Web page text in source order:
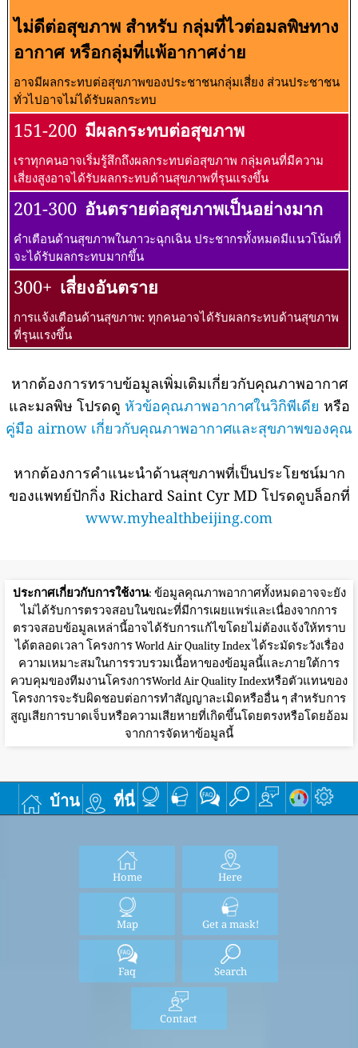
ไม่ดีต่อสุขภาพ สำหรับ กลุ่มที่ไวต่อมลพิษทาง
อากาศ หรือกลุ่มที่แพ้อากาศง่าย
อาจมีผลกระทบต่อสุขภาพของประชาชนกลุ่มเสี่ยง ส่วนประชาชน
ทั่วไปอาจไม่ได้รับผลกระทบ
151-200 มีผลกระทบต่อสุขภาพ
เราทุกคนอาจเริ่มรู้สึกถึงผลกระทบต่อสุขภาพ กลุ่มคนที่มีความ
เสี่ยงสูงอาจได้รับผลกระทบด้านสุขภาพที่รุนแรงขึ้น
201-300 อันตรายต่อสุขภาพเป็นอย่างมาก
คำเตือนด้านสุขภาพในภาวะฉุกเฉิน ประชากรทั้งหมดมีแนวโน้มที่
จะได้รับผลกระทบมากขึ้น
300+ เสี่ยงอันตราย
การแจ้งเตือนด้านสุขภาพ: ทุกคนอาจได้รับผลกระทบด้านสุขภาพ
ที่รุนแรงขึ้น
หากต้องการทราบข้อมูลเพิ่มเติมเกี่ยวกับคุณภาพอากาศ
และมลพิษ โปรดดู หัวข้อคุณภาพอากาศในวิกิพีเดีย หรือ
คู่มือ airnow เกี่ยวกับคุณภาพอากาศและสุขภาพของคุณ
หากต้องการคำแนะนำด้านสุขภาพที่เป็นประโยชน์มาก
ของแพทย์ปักกิ่ง Richard Saint Cyr MD โปรดดูบล็อกที่
www.myhealthbeijing.com
ประกาศเกี่ยวกับการใช้งาน: ข้อมูลคุณภาพอากาศทั้งหมดอาจจะยัง
ไม่ได้รับการตรวจสอบในขณะที่มีการเผยแพร่และเนื่องจากการ
ตรวจสอบข้อมูลเหล่านี้อาจได้รับการแก้ไขโดยไม่ต้องแจ้งให้ทราบ
ได้ตลอดเวลา โครงการ World Air Quality Index ได้ระมัดระวังเรื่อง
ความเหมาะสมในการรวบรวมเนื้อหาของข้อมูลนี้และภายใต้การ
ควบคุมของทีมงานโครงการWorld Air Quality Indexหรือตัวแทนของ
โครงการจะรับผิดชอบต่อการทำสัญญาละเมิดหรืออื่น ๆ สำหรับการ
สูญเสียการบาดเจ็บหรือความเสียหายที่เกิดขึ้นโดยตรงหรือโดยอ้อม
จากการจัดหาข้อมูลนี้
บ้าน ที่นี่
Home Here
Map Get a mask!
Faq Search
Contact